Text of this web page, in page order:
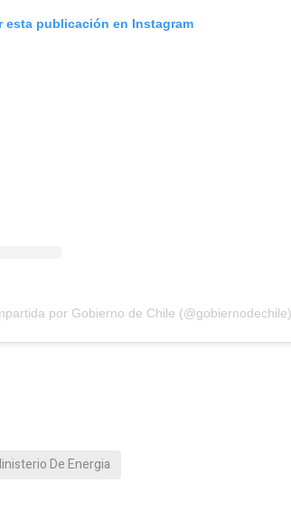
esta publicación en Instagram
por Gobierno de Chile (@gobiernodechile)
De Energia